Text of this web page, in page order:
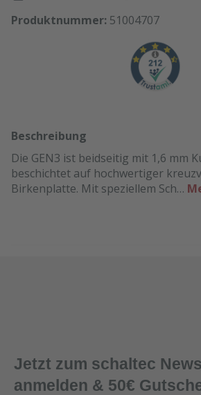
Produktnummer: 51004707
Beschreibung
Die GEN3 ist beidseitig mit 1,6 mm
beschichtet auf hochwertiger
Birkenplatte. Mit speziellem Sch…
Jetzt zum schaltec
anmelden & 50€